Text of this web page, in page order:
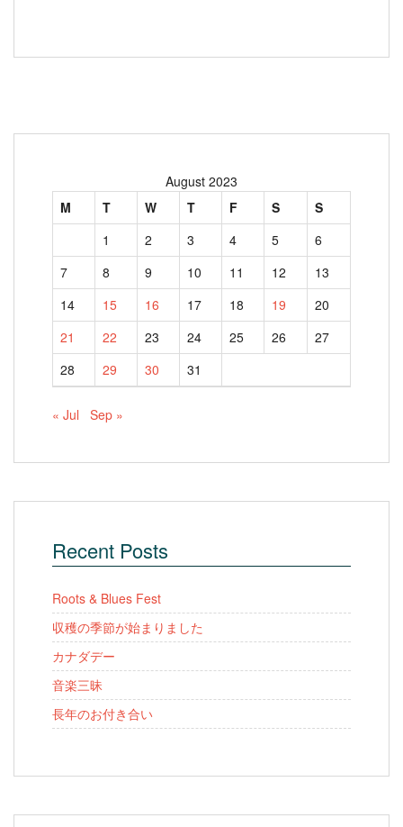
August 2023
M
T W T F S
S
1
2 3 4 5
6
7
8 9 10 11 12
13
14
15 16 17 18 19
20
21
22 23 24 25 26
27
28
29 30 31
« Jul Sep »
Recent Posts
Roots & Blues Fest
収穫の季節が始まりました
カナダデー
音楽三昧
長年のお付き合い